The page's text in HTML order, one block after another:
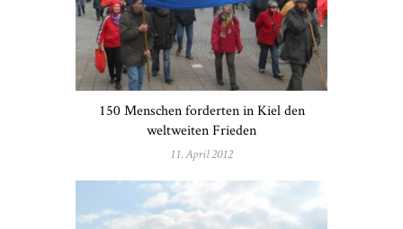
150 Menschen forderten in Kiel den
weltweiten Frieden
11. April 2012